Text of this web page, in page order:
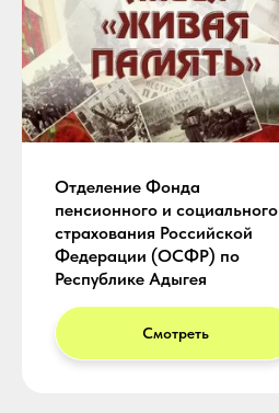
Отделение Фонда
пенсионного и социального
страхования Российской
Федерации (ОСФР) по
Республике Адыгея
Смотреть